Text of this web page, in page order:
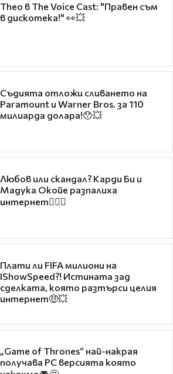
Theo в The Voice Cast: "Правен съм
в дискотека!" 👀💥
Съдията отложи сливането на
Paramount и Warner Bros. за 110
милиарда долара!😯💥
Любов или скандал? Карди Би и
Мадука Окойе разпалиха
интернет❤️‍🔥🔥
Плати ли FIFA милиони на
IShowSpeed?! Истината зад
сделката, която разтърси целия
интернет🤑💥
„Game of Thrones“ най-накрая
получава PC версията която